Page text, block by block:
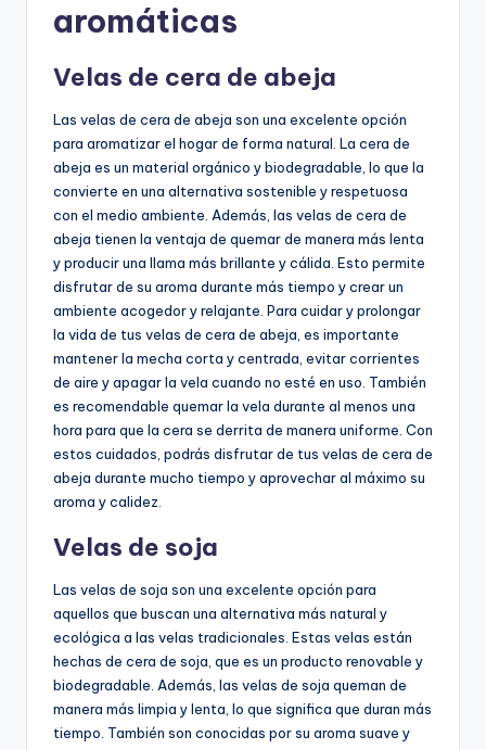
aromáticas
Velas de cera de abeja
Las velas de cera de abeja son una excelente opción
para aromatizar el hogar de forma natural. La cera de
abeja es un material orgánico y biodegradable, lo que la
convierte en una alternativa sostenible y respetuosa
con el medio ambiente. Además, las velas de cera de
abeja tienen la ventaja de quemar de manera más lenta
y producir una llama más brillante y cálida. Esto permite
disfrutar de su aroma durante más tiempo y crear un
ambiente acogedor y relajante. Para cuidar y prolongar
la vida de tus velas de cera de abeja, es importante
mantener la mecha corta y centrada, evitar corrientes
de aire y apagar la vela cuando no esté en uso. También
es recomendable quemar la vela durante al menos una
hora para que la cera se derrita de manera uniforme. Con
estos cuidados, podrás disfrutar de tus velas de cera de
abeja durante mucho tiempo y aprovechar al máximo su
aroma y calidez.
Velas de soja
Las velas de soja son una excelente opción para
aquellos que buscan una alternativa más natural y
ecológica a las velas tradicionales. Estas velas están
hechas de cera de soja, que es un producto renovable y
biodegradable. Además, las velas de soja queman de
manera más limpia y lenta, lo que significa que duran más
tiempo. También son conocidas por su aroma suave y